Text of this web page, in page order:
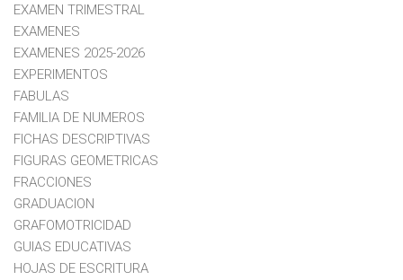
EXAMEN TRIMESTRAL
EXAMENES
EXAMENES 2025-2026
EXPERIMENTOS
FABULAS
FAMILIA DE NUMEROS
FICHAS DESCRIPTIVAS
FIGURAS GEOMETRICAS
FRACCIONES
GRADUACION
GRAFOMOTRICIDAD
GUIAS EDUCATIVAS
HOJAS DE ESCRITURA